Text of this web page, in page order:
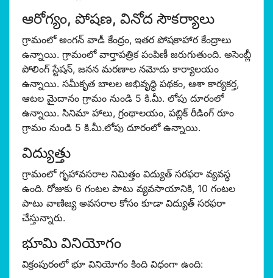
ఆరోగ్యం, పోషణ, వినోద సౌకర్యాలు
గ్రామంలో అంగన్ వాడీ కేంద్రం, ఇతర పోషకాహార కేంద్రాలు
ఉన్నాయి. గ్రామంలో వార్తాపత్రిక పంపిణీ జరుగుతుంది. అసెంబ్లీ
పోలింగ్ స్టేషన్, జనన మరణాల నమోదు కార్యాలయం
ఉన్నాయి. సమీకృత బాలల అభివృద్ధి పథకం, ఆశా కార్యకర్త,
ఆటల మైదానం గ్రామం నుండి 5 కి.మీ. లోపు దూరంలో
ఉన్నాయి. సినిమా హాలు, గ్రంథాలయం, పబ్లిక్ రీడింగ్ రూం
గ్రామం నుండి 5 కి.మీ.లోపు దూరంలో ఉన్నాయి.
విద్యుత్తు
గ్రామంలో గృహావసరాల నిమిత్తం విద్యుత్ సరఫరా వ్యవస్థ
ఉంది. రోజుకు 6 గంటల పాటు వ్యవసాయానికి, 10 గంటల
పాటు వాణిజ్య అవసరాల కోసం కూడా విద్యుత్ సరఫరా
చేస్తున్నారు.
భూమి వినియోగం
విక్రంపురంలో భూ వినియోగం కింది విధంగా ఉంది: